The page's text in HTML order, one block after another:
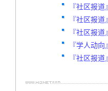
『社区报道』
『社区报道』
『社区报道』
『学人动向』
『社区报道』